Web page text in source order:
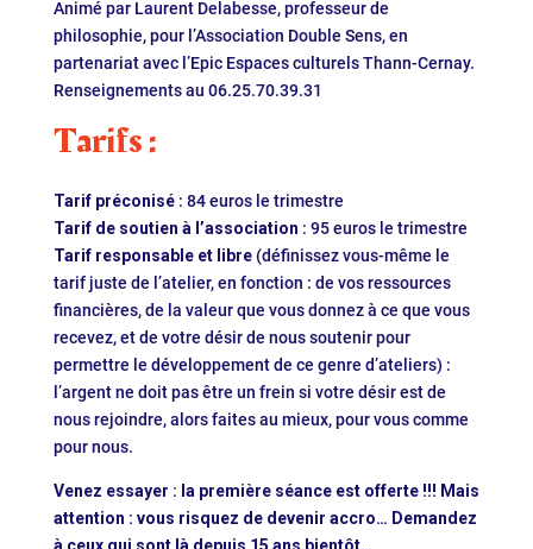
Animé par Laurent Delabesse, professeur de
philosophie, pour l’Association Double Sens, en
partenariat avec l’Epic Espaces culturels Thann-Cernay.
Renseignements au 06.25.70.39.31
Tarifs :
Tarif préconisé: 84 euros le trimestre
Tarif de soutien à l’association : 95 euros le trimestre
Tarif responsable et libre(définissez vous-même le
tarif juste de l’atelier, en fonction : de vos ressources
financières, de la valeur que vous donnez à ce que vous
recevez, et de votre désir de nous soutenir pour
permettre le développement de ce genre d’ateliers) :
l’argent ne doit pas être un frein si votre désir est de
nous rejoindre, alors faites au mieux, pour vous comme
pour nous.
Venez essayer : la première séance est offerte !!! Mais
attention : vous risquez de devenir accro… Demandez